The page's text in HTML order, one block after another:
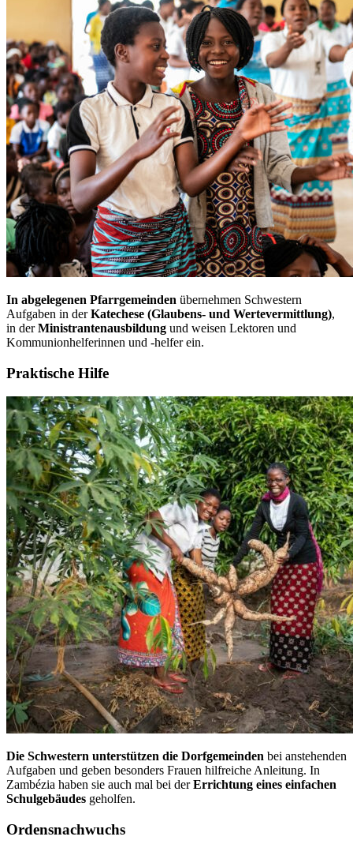
In abgelegenen Pfarrgemeinden übernehmen Schwestern
Aufgaben in derKatechese (Glaubens- und Wertevermittlung),
in derMinistrantenausbildung und weisen Lektoren und
Kommunionhelferinnen und -helfer ein.
Praktische Hilfe
Die Schwestern unterstützen die Dorfgemeinden bei anstehenden
Aufgaben und geben besonders Frauen hilfreiche Anleitung. In
Zambézia haben sie auch mal bei derErrichtung eines einfachen
Schulgebäudes geholfen.
Ordensnachwuchs